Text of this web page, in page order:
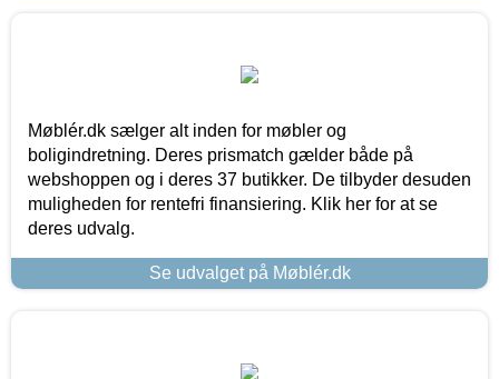
Møblér.dk sælger alt inden for møbler og
boligindretning. Deres prismatch gælder både på
webshoppen og i deres 37 butikker. De tilbyder desuden
muligheden for rentefri finansiering. Klik her for at se
deres udvalg.
Se udvalget på Møblér.dk